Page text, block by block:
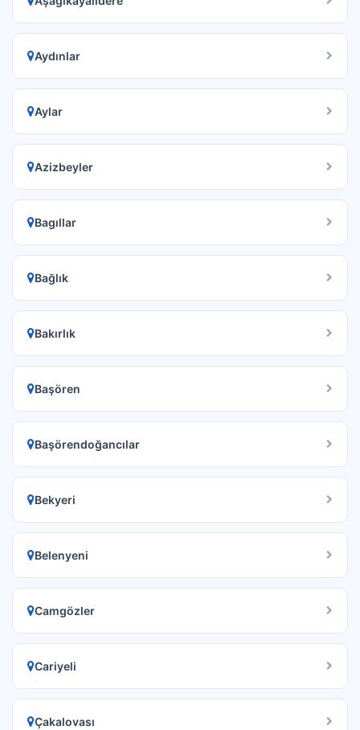
Aydınlar
Aylar
Azizbeyler
Bagıllar
Bağlık
Bakırlık
Başören
Başörendoğancılar
Bekyeri
Belenyeni
Camgözler
Cariyeli
Çakalovası